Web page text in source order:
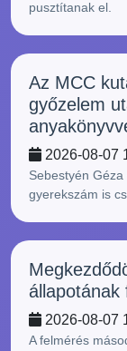
pusztítanak el.
Az MCC
győzelem
2026-08-07
Sebestyén
gyerekszám is
állapotának
2026-08-07
A felmérés